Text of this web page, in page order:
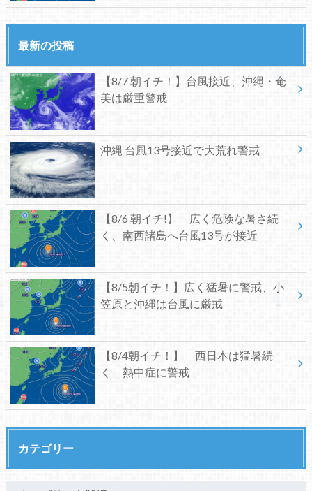
最新の投稿
【8/7 朝イチ！】台風接近、沖縄・奄
美は厳重警戒
沖縄 台風13号接近で大荒れ警戒
【8/6 朝イチ!】 広く危険な暑さ続
く、南西諸島へ台風13号が接近
【8/5朝イチ！】広く猛暑に警戒、小
笠原と沖縄は台風に厳戒
【8/4朝イチ！】 西日本は猛暑続
く 熱中症に警戒
カテゴリー